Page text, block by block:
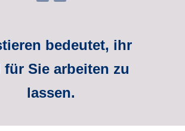
bedeutet, ihr
für Sie arbeiten zu
lassen.